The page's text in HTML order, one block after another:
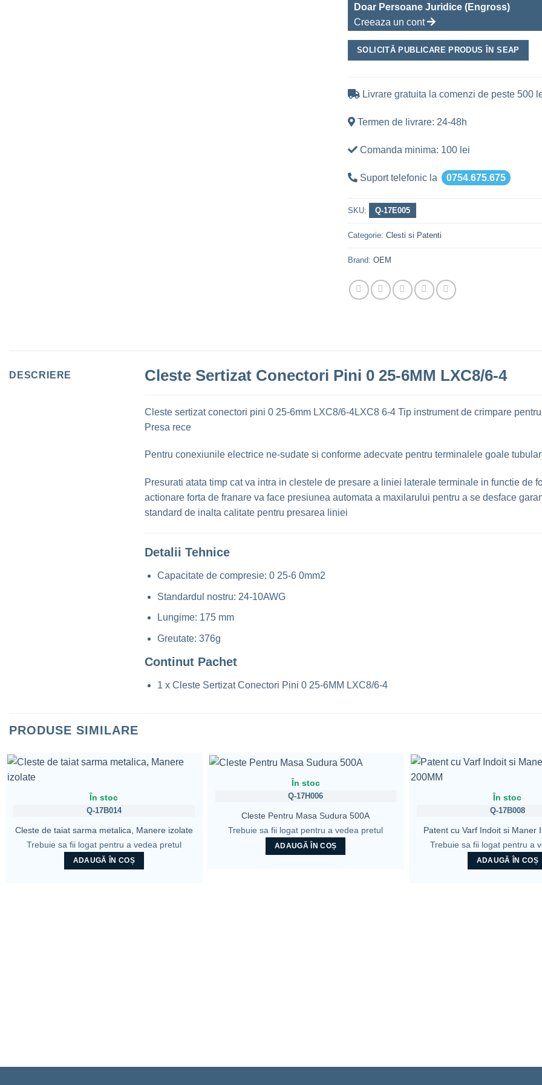
Doar Persoane Juridice (Engross)
Creeaza un cont
SOLICITĂ PUBLICARE PRODUS ÎN SEAP
Livrare gratuita la comenzi de peste 500
Termen de livrare: 24-48h
Comanda minima: 100 lei
Suport telefonic la 0754.675.675
SKU: Q-17E005
Categorie: Clesti si Patenti
Brand: OEM
DESCRIERE Cleste Sertizat Conectori Pini 0 25-6MM LXC8/6-4
Cleste sertizat conectori pini 0 25-6mm LXC8/6-4LXC8 6-4 Tip instrument de crimpare
Presa rece
Pentru conexiunile electrice ne-sudate si conforme adecvate pentru terminalele goale
Presurati atata timp cat va intra in clestele de presare a liniei laterale terminale in functie de
actionare forta de franare va face presiunea automata a maxilarului pentru a se desface
standard de inalta calitate pentru presarea liniei
Detalii Tehnice
Capacitate de compresie: 0 25-6 0mm2
Standardul nostru: 24-10AWG
Lungime: 175 mm
Greutate: 376g
Continut Pachet
1 x Cleste Sertizat Conectori Pini 0 25-6MM LXC8/6-4
PRODUSE SIMILARE
În stoc
Q-17B014
Cleste de taiat sarma metalica, Manere izolate
Trebuie sa fii logat pentru a vedea pretul
ADAUGĂ ÎN COȘ
În stoc
Q-17H006
Cleste Pentru Masa Sudura 500A
Trebuie sa fii logat pentru a vedea pretul
ADAUGĂ ÎN COȘ
În stoc
Q-17B008
Patent cu Varf Indoit si Maner
Trebuie sa fii logat pentru a
ADAUGĂ ÎN COȘ